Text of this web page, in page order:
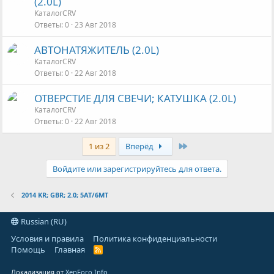
КаталогCRV
Ответы 0 23 Авг 2018
АВТОНАТЯЖИТЕЛЬ (2.0L)
КаталогCRV
Ответы 0 22 Авг 2018
ОТВЕРСТИЕ ДЛЯ СВЕЧИ; КАТУШКА (2.0L)
КаталогCRV
Ответы 0 22 Авг 2018
1 из 2 Вперёд
Войдите или зарегистрируйтесь для ответа.
2014 KR; GBR; 2.0; 5AT/6MT
Russian (RU)
Условия и правила
Политика конфиденциальности
Помощь
Главная
R
Локализация отXenForo.Info